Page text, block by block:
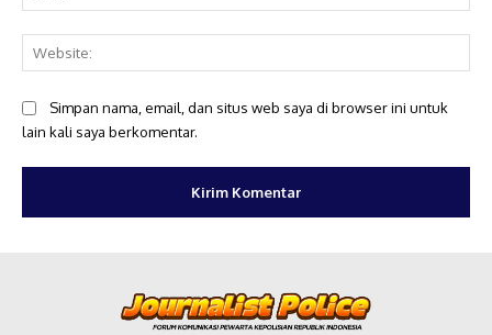
Simpan nama, email, dan situs web saya di browser ini untuk
lain kali saya berkomentar.